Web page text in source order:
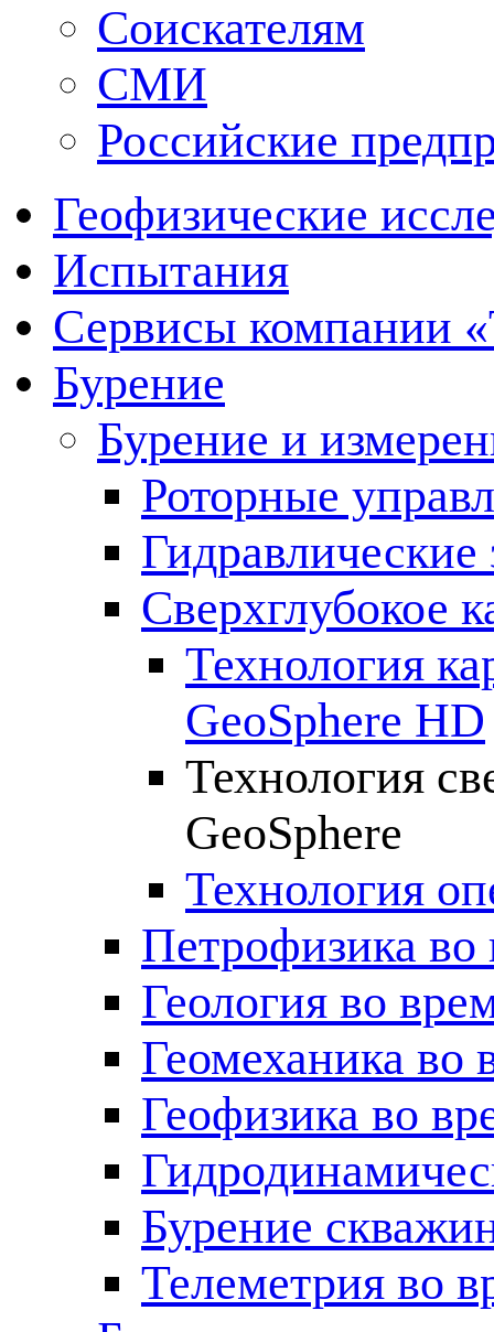
Соискателям
СМИ
Российские
Геофизические
Испытания
Сервисы компании
Бурение
Бурение и
Роторные
Сверхглубокое
Технология
GeoSphere HD
Технология
GeoSphere
Технология
Петрофизика во
Геология во
Геомеханика во
Геофизика во
Бурение
Телеметрия во